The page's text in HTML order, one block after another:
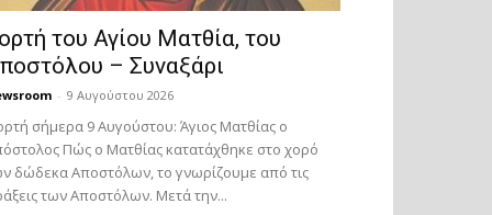
του Αγίου Ματθία, του
– Συναξάρι
- 9 Αυγούστου 2026
σήμερα 9 Αυγούστου: Άγιος Ματθίας ο
Πώς ο Ματθίας κατατάχθηκε στο χορό
δώδεκα Αποστόλων, το γνωρίζουμε από τις
των Αποστόλων. Μετά την...